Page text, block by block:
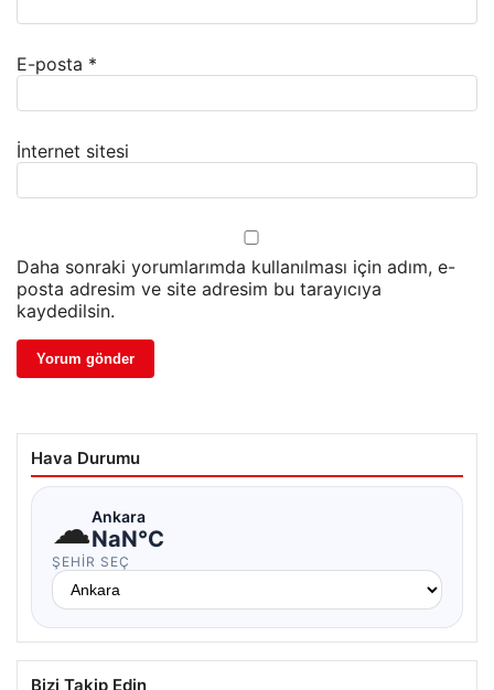
E-posta *
İnternet sitesi
Daha sonraki yorumlarımda kullanılması için adım, e-
posta adresim ve site adresim bu tarayıcıya
kaydedilsin.
Hava Durumu
☁Ankara
NaN°C
ŞEHIR SEÇ
Bizi Takip Edin